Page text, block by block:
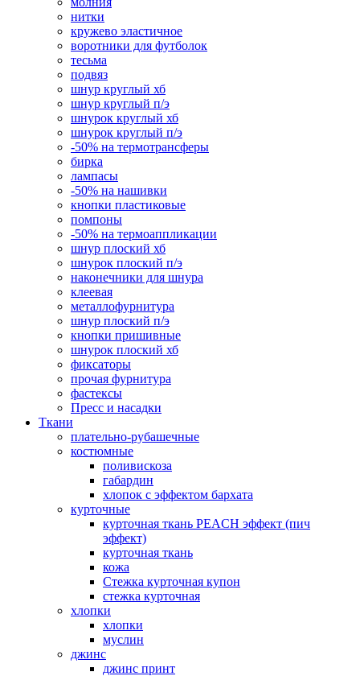
нитки
кружево эластичное
воротники для футболок
тесьма
подвяз
шнур круглый хб
шнур круглый п/э
шнурок круглый хб
шнурок круглый п/э
-50% на термотрансферы
бирка
лампасы
-50% на нашивки
кнопки пластиковые
помпоны
-50% на термоаппликации
шнур плоский хб
шнурок плоский п/э
наконечники для шнура
клеевая
металлофурнитура
шнур плоский п/э
кнопки пришивные
шнурок плоский хб
фиксаторы
прочая фурнитура
фастексы
Пресс и насадки
Ткани
плательно-рубашечные
костюмные
поливискоза
габардин
хлопок с эффектом бархата
курточные
курточная ткань PEACH эффект (пич
эффект)
курточная ткань
кожа
Стежка курточная купон
стежка курточная
хлопки
хлопки
муслин
джинс
джинс принт